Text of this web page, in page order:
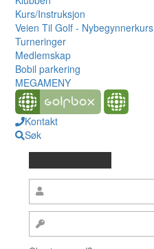
Kurs/Instruksjon
Veien Til Golf - Nybegynnerkurs
Turneringer
Medlemskap
Bobil parkering
MEGAMENY
Kontakt
Søk